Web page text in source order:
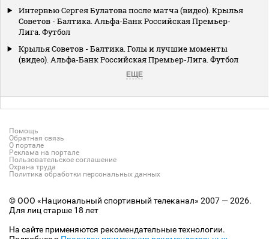
Интервью Сергея Булатова после матча (видео). Крылья
Советов - Балтика. Альфа-Банк Российская Премьер-
Лига. Футбол
Крылья Советов - Балтика. Голы и лучшие моменты
(видео). Альфа-Банк Российская Премьер-Лига. Футбол
ЕЩЕ
Помощь
Обратная связь
О портале
Реклама на портале
Пользовательское соглашение
Охрана труда
Политика обработки персональных данных
© ООО «Национальный спортивный телеканал» 2007 — 2026.
Для лиц старше 18 лет
На сайте применяются рекомендательные технологии.